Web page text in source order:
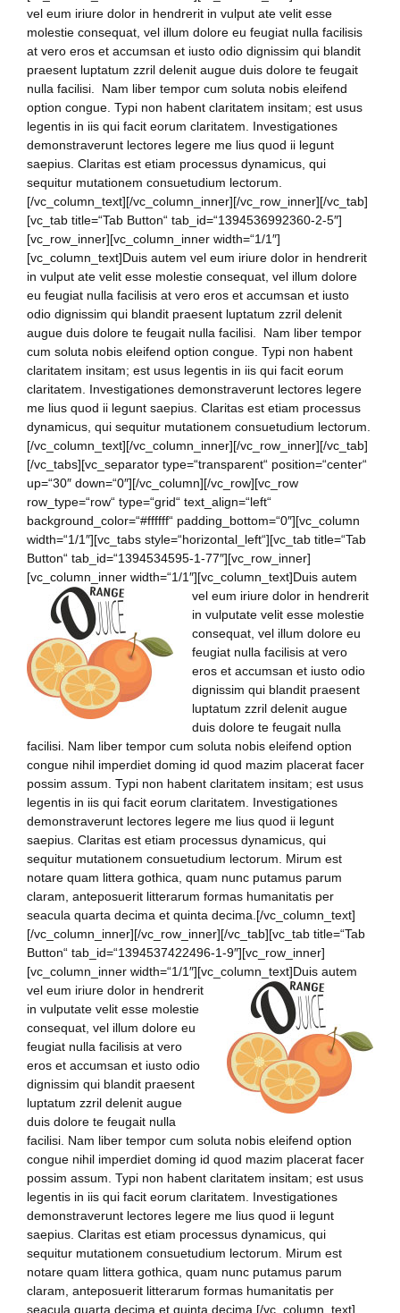
vel eum iriure dolor in hendrerit in vulput ate velit esse
molestie consequat, vel illum dolore eu feugiat nulla facilisis
at vero eros et accumsan et iusto odio dignissim qui blandit
praesent luptatum zzril delenit augue duis dolore te feugait
nulla facilisi. Nam liber tempor cum soluta nobis eleifend
option congue. Typi non habent claritatem insitam; est usus
legentis in iis qui facit eorum claritatem. Investigationes
demonstraverunt lectores legere me lius quod ii legunt
saepius. Claritas est etiam processus dynamicus, qui
sequitur mutationem consuetudium lectorum.
[/vc_column_text][/vc_column_inner][/vc_row_inner][/vc_tab]
[vc_tab title=“Tab Button“ tab_id=“1394536992360-2-5″]
[vc_row_inner][vc_column_inner width=“1/1″]
[vc_column_text]Duis autem vel eum iriure dolor in hendrerit
in vulput ate velit esse molestie consequat, vel illum dolore
eu feugiat nulla facilisis at vero eros et accumsan et iusto
odio dignissim qui blandit praesent luptatum zzril delenit
augue duis dolore te feugait nulla facilisi. Nam liber tempor
cum soluta nobis eleifend option congue. Typi non habent
claritatem insitam; est usus legentis in iis qui facit eorum
claritatem. Investigationes demonstraverunt lectores legere
me lius quod ii legunt saepius. Claritas est etiam processus
dynamicus, qui sequitur mutationem consuetudium lectorum.
[/vc_column_text][/vc_column_inner][/vc_row_inner][/vc_tab]
[/vc_tabs][vc_separator type=“transparent“ position=“center“
up=“30″ down=“0″][/vc_column][/vc_row][vc_row
row_type=“row“ type=“grid“ text_align=“left“
background_color=“#ffffff“ padding_bottom=“0″][vc_column
width=“1/1″][vc_tabs style=“horizontal_left“][vc_tab title=“Tab
Button“ tab_id=“1394534595-1-77″][vc_row_inner]
[vc_column_inner width=“1/1″][vc_column_text]Duis autem
vel eum iriure dolor in hendrerit
in vulputate velit esse molestie
consequat, vel illum dolore eu
feugiat nulla facilisis at vero
eros et accumsan et iusto odio
dignissim qui blandit praesent
luptatum zzril delenit augue
duis dolore te feugait nulla
facilisi. Nam liber tempor cum soluta nobis eleifend option
congue nihil imperdiet doming id quod mazim placerat facer
possim assum. Typi non habent claritatem insitam; est usus
legentis in iis qui facit eorum claritatem. Investigationes
demonstraverunt lectores legere me lius quod ii legunt
saepius. Claritas est etiam processus dynamicus, qui
sequitur mutationem consuetudium lectorum. Mirum est
notare quam littera gothica, quam nunc putamus parum
claram, anteposuerit litterarum formas humanitatis per
seacula quarta decima et quinta decima.[/vc_column_text]
[/vc_column_inner][/vc_row_inner][/vc_tab][vc_tab title=“Tab
Button“ tab_id=“1394537422496-1-9″][vc_row_inner]
[vc_column_inner width=“1/1″][vc_column_text]Duis autem
vel eum iriure dolor in hendrerit
in vulputate velit esse molestie
consequat, vel illum dolore eu
feugiat nulla facilisis at vero
eros et accumsan et iusto odio
dignissim qui blandit praesent
luptatum zzril delenit augue
duis dolore te feugait nulla
facilisi. Nam liber tempor cum soluta nobis eleifend option
congue nihil imperdiet doming id quod mazim placerat facer
possim assum. Typi non habent claritatem insitam; est usus
legentis in iis qui facit eorum claritatem. Investigationes
demonstraverunt lectores legere me lius quod ii legunt
saepius. Claritas est etiam processus dynamicus, qui
sequitur mutationem consuetudium lectorum. Mirum est
notare quam littera gothica, quam nunc putamus parum
claram, anteposuerit litterarum formas humanitatis per
seacula quarta decima et quinta decima.[/vc_column_text]